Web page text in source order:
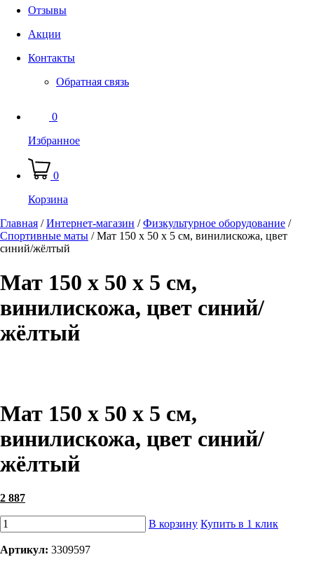
Отзывы
Акции
Контакты
Обратная связь
0
Избранное
0
Корзина
Главная /Интернет-магазин /Физкультурное оборудование /
Спортивные маты /Мат 150 х 50 х 5 см, винилискожа, цвет
синий/жёлтый
Мат 150 х 50 х 5 см,
винилискожа, цвет синий/
жёлтый
Мат 150 х 50 х 5 см,
винилискожа, цвет синий/
жёлтый
2 887
В корзину Купить в 1 клик
Артикул: 3309597